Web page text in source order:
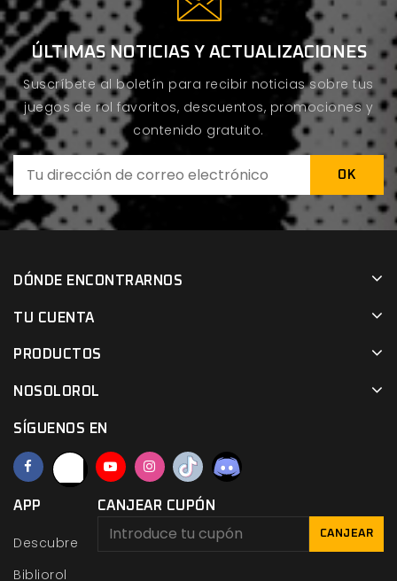
ÚLTIMAS NOTICIAS Y ACTUALIZACIONES
Suscríbete al boletín para recibir noticias sobre tus
juegos de rol favoritos, descuentos, promociones y
contenido gratuito.
DÓNDE ENCONTRARNOS
TU CUENTA
PRODUCTOS
NOSOLOROL
SÍGUENOS EN
APP
Descubre
Bibliorol
CANJEAR CUPÓN
CANJEAR